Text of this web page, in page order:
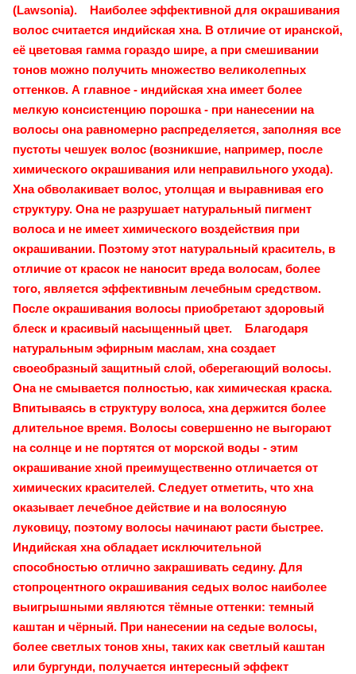
(Lawsonia). Наиболее эффективной для окрашивания
волос считается индийская хна. В отличие от иранской,
её цветовая гамма гораздо шире, а при смешивании
тонов можно получить множество великолепных
оттенков. А главное - индийская хна имеет более
мелкую консистенцию порошка - при нанесении на
волосы она равномерно распределяется, заполняя все
пустоты чешуек волос (возникшие, например, после
химического окрашивания или неправильного ухода).
Хна обволакивает волос, утолщая и выравнивая его
структуру. Она не разрушает натуральный пигмент
волоса и не имеет химического воздействия при
окрашивании. Поэтому этот натуральный краситель, в
отличие от красок не наносит вреда волосам, более
того, является эффективным лечебным средством.
После окрашивания волосы приобретают здоровый
блеск и красивый насыщенный цвет. Благодаря
натуральным эфирным маслам, хна создает
своеобразный защитный слой, оберегающий волосы.
Она не смывается полностью, как химическая краска.
Впитываясь в структуру волоса, хна держится более
длительное время. Волосы совершенно не выгорают
на солнце и не портятся от морской воды - этим
окрашивание хной преимущественно отличается от
химических красителей. Следует отметить, что хна
оказывает лечебное действие и на волосяную
луковицу, поэтому волосы начинают расти быстрее.
Индийская хна обладает исключительной
способностью отлично закрашивать седину. Для
стопроцентного окрашивания седых волос наиболее
выигрышными являются тёмные оттенки: темный
каштан и чёрный. При нанесении на седые волосы,
более светлых тонов хны, таких как светлый каштан
или бургунди, получается интересный эффект